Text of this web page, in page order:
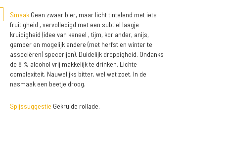
SmaakGeen zwaar bier, maar licht tintelend met iets
fruitigheid , vervolledigd met een subtiel laagje
kruidigheid (idee van kaneel , tijm, koriander, anijs,
gember en mogelijk andere (met herfst en winter te
associëren) specerijen). Duidelijk droppigheid. Ondanks
de 8 % alcohol vrij makkelijk te drinken. Lichte
complexiteit. Nauwelijks bitter, wel wat zoet. In de
nasmaak een beetje droog.
Spijssuggestie Gekruide rollade.